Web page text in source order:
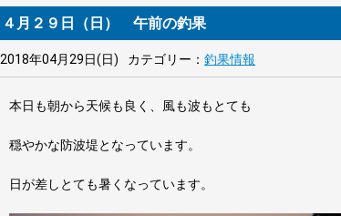
４月２９日（日） 午前の釣果
2018年04月29日(日) カテゴリー： 釣果情報
本日も朝から天候も良く、風も波もとても
穏やかな防波堤となっています。
日が差しとても暑くなっています。